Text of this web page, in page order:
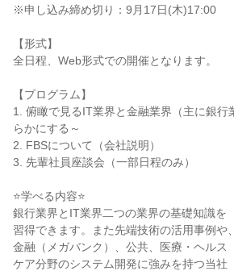
※申し込み締め切り：9月17日(木)17:00
【形式】
全日程、Web形式での開催となります。
【プログラム】
1. 俯瞰で見るIT業界と金融業界（主に銀行
らかにする～
2. FBSについて（会社説明）
3. 先輩社員座談会（一部日程のみ）
⭐学べる内容⭐
銀行業界とIT業界二つの業界の基礎知識を
習得できます。また先端技術の活用事例や、
金融（メガバンク）、公共、医療・ヘルス
ケア分野のシステム開発に強みを持つ当社